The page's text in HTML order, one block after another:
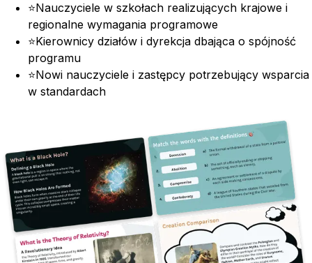
⭐Nauczyciele w szkołach realizujących krajowe i
regionalne wymagania programowe
⭐Kierownicy działów i dyrekcja dbająca o spójność
programu
⭐Nowi nauczyciele i zastępcy potrzebujący wsparcia
w standardach